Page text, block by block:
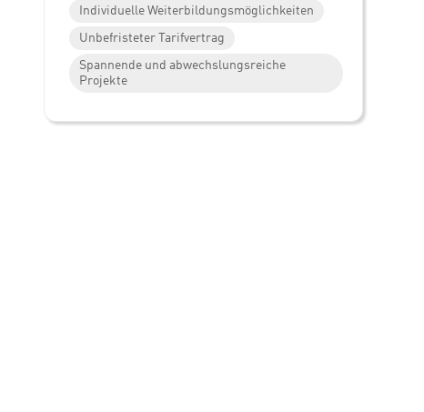
Individuelle Weiterbildungsmöglichkeiten
Unbefristeter Tarifvertrag
Spannende und abwechslungsreiche
Projekte